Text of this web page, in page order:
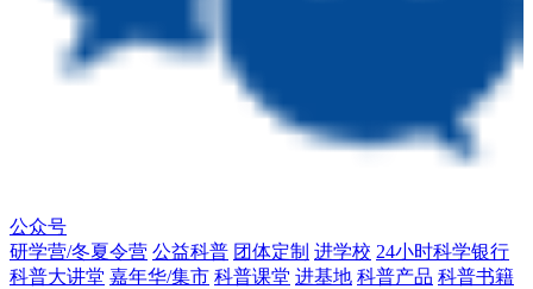
公众号
研学营/冬夏令营 公益科普 团体定制 进学校 24小时科学银行
科普大讲堂 嘉年华/集市 科普课堂 进基地 科普产品 科普书籍